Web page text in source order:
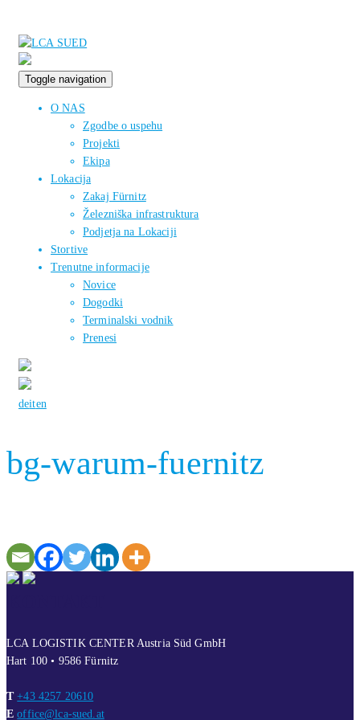
Toggle navigation
O NAS
Zgodbe o uspehu
Projekti
Ekipa
Lokacija
Zakaj Fürnitz
Železniška infrastruktura
Podjetja na Lokaciji
Stortive
Trenutne informacije
Novice
Dogodki
Terminalski vodnik
Prenesi
deiten
bg-warum-fuernitz
LCA LOGISTIK CENTER Austria Süd GmbH
Hart 100 • 9586 Fürnitz
T +43 4257 20610
E office@lca-sued.at